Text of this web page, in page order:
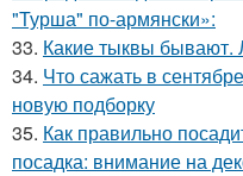
"Турша" по-армянски»:
33. Какие тыквы бывают.
34. Что сажать в
новую подборку
35. Как правильно
посадка: внимание на